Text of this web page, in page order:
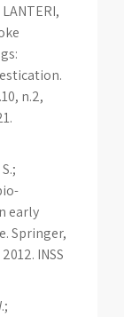
LANTERI,
n.2,
early
Springer,
INSS